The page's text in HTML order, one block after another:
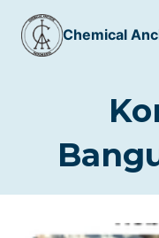
content
Chemical